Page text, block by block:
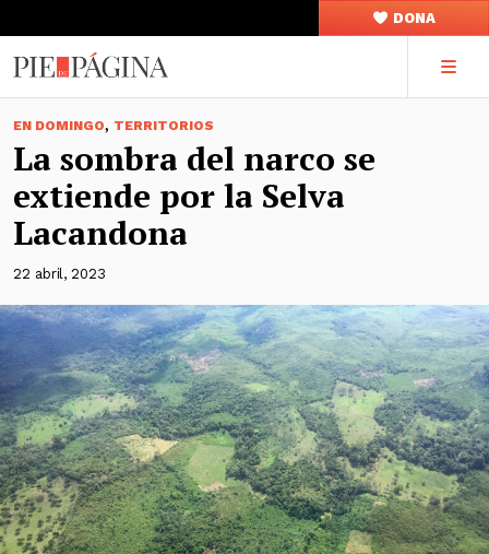
DONA
EN DOMINGO, TERRITORIOS
La sombra del narco se
extiende por la Selva
Lacandona
22 abril, 2023